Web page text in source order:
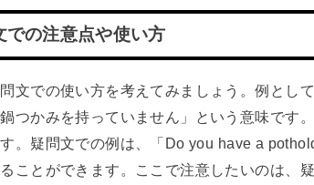
での注意点や使い方
文での使い方を考えてみましょう。例とし
つかみを持っていません」という意味です
。疑問文での例は、「Do you have a
ことができます。ここで注意したいのは、